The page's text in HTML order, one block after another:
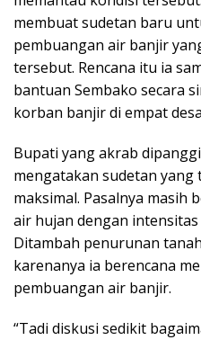
membuat sudetan baru
pembuangan air banjir
tersebut. Rencana itu ia
bantuan Sembako secara
korban banjir di empat
Bupati yang akrab
mengatakan sudetan
maksimal. Pasalnya masih
air hujan dengan
Ditambah penurunan
karenanya ia berencana
pembuangan air banjir.
“Tadi diskusi sedikit